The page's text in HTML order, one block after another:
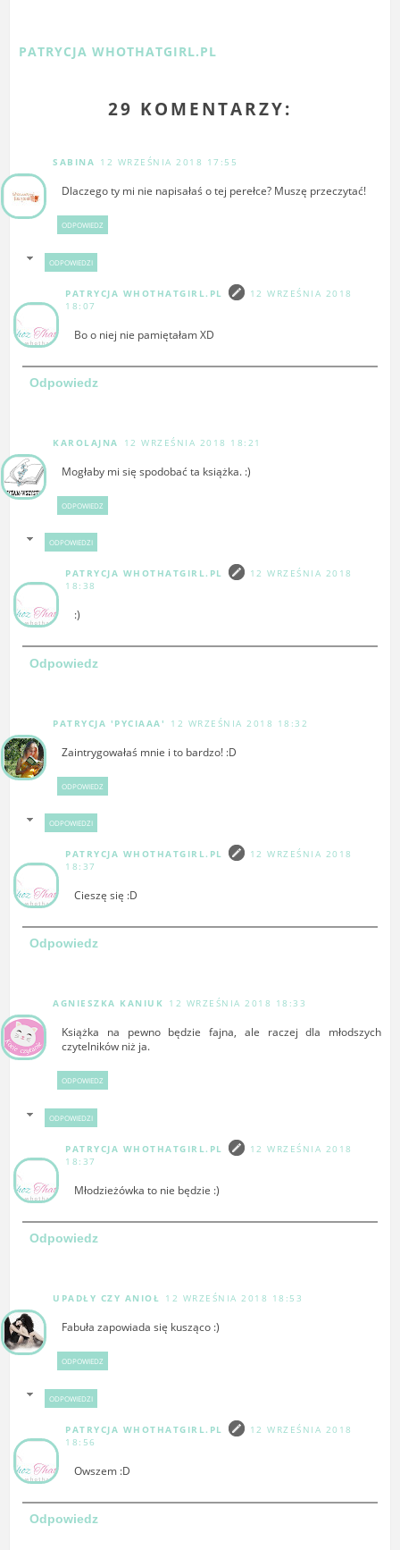
PATRYCJA WHOTHATGIRL.PL
29 KOMENTARZY:
SABINA 12 WRZEŚNIA 2018 17:55
Dlaczego ty mi nie napisałaś o tej perełce? Muszę przeczytać!
ODPOWIEDZ
ODPOWIEDZI
PATRYCJA WHOTHATGIRL.PL
12 WRZEŚNIA 2018
18:07
Bo o niej nie pamiętałam XD
Odpowiedz
KAROLAJNA 12 WRZEŚNIA 2018 18:21
Mogłaby mi się spodobać ta książka. :)
ODPOWIEDZ
ODPOWIEDZI
PATRYCJA WHOTHATGIRL.PL
12 WRZEŚNIA 2018
18:38
:)
Odpowiedz
PATRYCJA 'PYCIAAA' 12 WRZEŚNIA 2018 18:32
Zaintrygowałaś mnie i to bardzo! :D
ODPOWIEDZ
ODPOWIEDZI
PATRYCJA WHOTHATGIRL.PL
12 WRZEŚNIA 2018
18:37
Cieszę się :D
Odpowiedz
AGNIESZKA KANIUK 12 WRZEŚNIA 2018 18:33
Książka na pewno będzie fajna, ale raczej dla młodszych
czytelników niż ja.
ODPOWIEDZ
ODPOWIEDZI
PATRYCJA WHOTHATGIRL.PL
12 WRZEŚNIA 2018
18:37
Młodzieżówka to nie będzie :)
Odpowiedz
UPADŁY CZY ANIOŁ 12 WRZEŚNIA 2018 18:53
Fabuła zapowiada się kusząco :)
ODPOWIEDZ
ODPOWIEDZI
PATRYCJA WHOTHATGIRL.PL
12 WRZEŚNIA 2018
18:56
Owszem :D
Odpowiedz